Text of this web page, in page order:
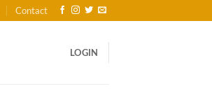
Contact
LOGIN